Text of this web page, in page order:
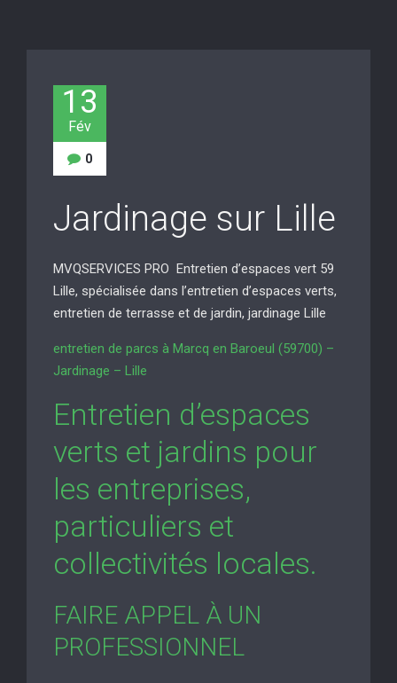
13
Fév
0
Jardinage sur Lille
MVQSERVICES PRO Entretien d’espaces vert 59
Lille, spécialisée dans l’entretien d’espaces verts,
entretien de terrasse et de jardin, jardinage Lille
entretien de parcs à Marcq en Baroeul (59700) –
Jardinage – Lille
Entretien d’espaces
verts et jardins pour
les entreprises,
particuliers et
collectivités locales.
FAIRE APPEL À UN
PROFESSIONNEL